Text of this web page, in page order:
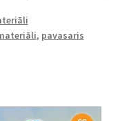
, pavasaris